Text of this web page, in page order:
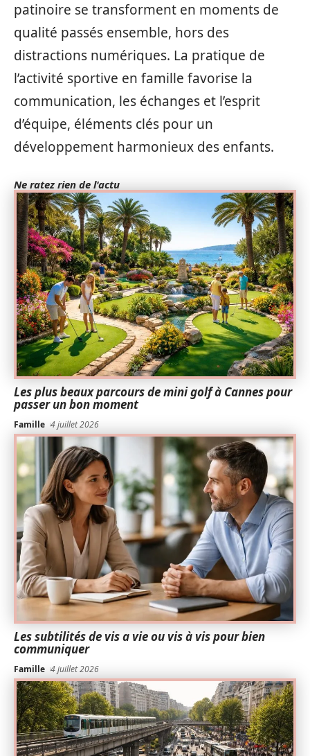
patinoire se transforment en moments de
qualité passés ensemble, hors des
distractions numériques. La pratique de
l’activité sportive en famille favorise la
communication, les échanges et l’esprit
d’équipe, éléments clés pour un
développement harmonieux des enfants.
Ne ratez rien de l'actu
Les plus beaux parcours de mini golf à Cannes pour
passer un bon moment
Famille 4 juillet 2026
Les subtilités de vis a vie ou vis à vis pour bien
communiquer
Famille 4 juillet 2026